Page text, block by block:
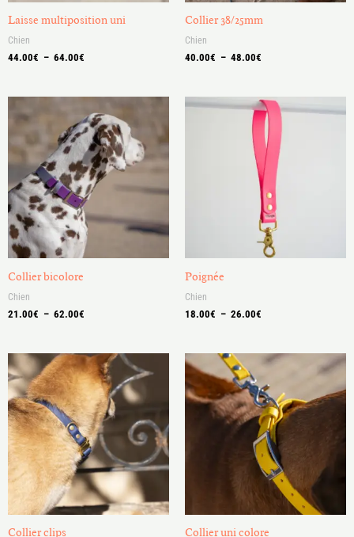
Laisse multiposition uni
Chien
44.00€ – 64.00€
Collier 38/25mm
Chien
40.00€ – 48.00€
Collier bicolore
Chien
21.00€ – 62.00€
de
prix :
21.00€
à
62.00€
Poignée
Chien
18.00€ – 26.00€
Plage
de
prix :
18.00€
26.00€
Collier clips
Plage
de
prix :
27.00€
32.00€
Collier uni colore
Plage
prix :
17.00€
à
44.00€